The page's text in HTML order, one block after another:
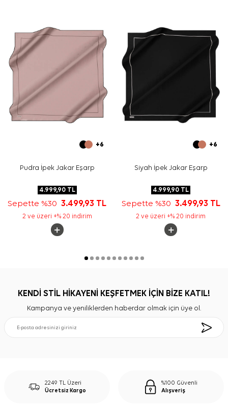
Yıkama ve bakım için ürün etiketindeki talimatları
izleyiniz. İpek ve hassas eşarplarda elde nazik bakım
gerektiren durumlardaAker İpek Eşarp Şampuanı
edebilirsiniz.
Sıkça Sorulan Sorular
Bu eşarbın ölçüsü nedir?
Ürün hangi kumaş kalitesine sahiptir?
Deseni hangi renklerden oluşur?
Bu eşarp hangi kombinlerde kullanılabilir?
+6
Pudra İpek Jakar Eşarp
4.999,90TL
Sepette %303.499,93 TL
2 ve üzeri +% 20 indirim
+6
Siyah İpek Jakar Eşarp
4.999,90 TL
Sepette %30 3.499,93 TL
2 ve üzeri +% 20 indirim
KENDİ STİL HİKAYENİ KEŞFETMEK İÇİN BİZE KATIL!
Kampanya ve yeniliklerden haberdar olmak için üye ol.
2249 TL Üzeri
Ücretsiz Kargo
%100 Güvenli
Alışveriş